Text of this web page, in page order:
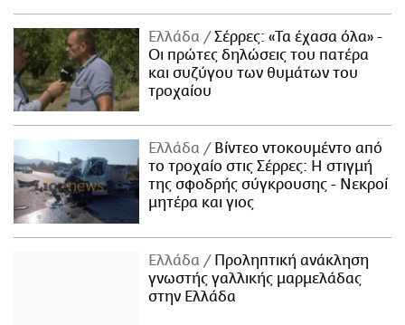
Ελλάδα
Σέρρες: «Τα έχασα όλα» -
Οι πρώτες δηλώσεις του πατέρα
και συζύγου των θυμάτων του
τροχαίου
Ελλάδα
Βίντεο ντοκουμέντο από
το τροχαίο στις Σέρρες: Η στιγμή
της σφοδρής σύγκρουσης - Νεκροί
μητέρα και γιος
Ελλάδα
Προληπτική ανάκληση
γνωστής γαλλικής μαρμελάδας
στην Ελλάδα